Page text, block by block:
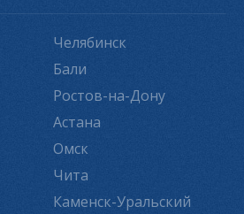
Челябинск
Бали
Ростов-на-Дону
Астана
Омск
Чита
Каменск-Уральский